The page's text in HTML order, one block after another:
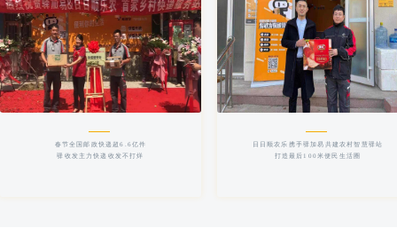
春节全国邮政快递超6.6亿件
驿收发主力快递收发不打烊
日日顺农乐携手驿加易共建农村智慧驿站
打造最后100米便民生活圈